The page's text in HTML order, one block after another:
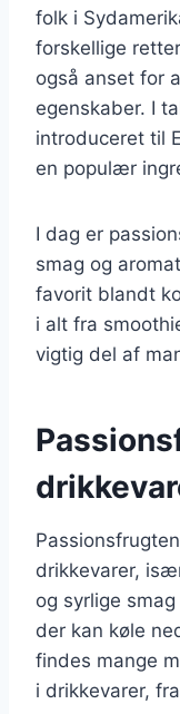
folk i
forskellige
også anset for
egenskaber. I
introduceret til
en populær
I dag er
smag og
favorit blandt
i alt fra
vigtig del af
drikkevarer,
og syrlige
der kan køle
findes mange
i drikkevarer,